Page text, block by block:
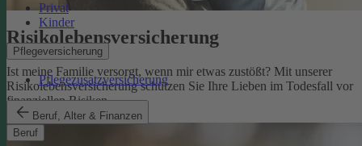
Privat
Kinder
Pflegeversicherung
Pflegezusatzversicherung
Beruf, Alter & Finanzen
Beruf
Risikolebens­versicherung
Ist meine Familie versorgt, wenn mir etwas zustößt? Mit unserer
Risikolebensversicherung schützen Sie Ihre Lieben im Todesfall vor
finanziellen Risiken.
Risikolebensversicherung